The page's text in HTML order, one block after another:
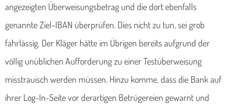
angezeigten Überweisungsbetrag und die dort ebenfalls
genannte Ziel-IBAN überprüfen. Dies nicht zu tun, sei grob
fahrlässig. Der Kläger hätte im Übrigen bereits aufgrund der
völlig unüblichen Aufforderung zu einer Testüberweisung
misstrauisch werden müssen. Hinzu komme, dass die Bank auf
ihrer Log-In-Seite vor derartigen Betrügereien gewarnt und